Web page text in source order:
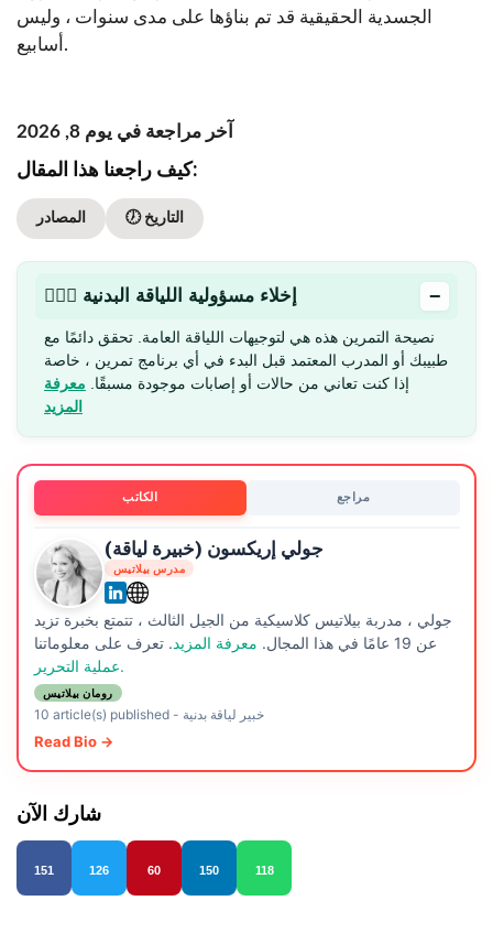
الجسدية الحقيقية قد تم بناؤها على مدى سنوات ، وليس
أسابيع.
آخر مراجعة في يوم 8, 2026
كيف راجعنا هذا المقال:
المصادر 🕖 التاريخ
🏋🏻‍♂️ إخلاء مسؤولية اللياقة البدنية −
نصيحة التمرين هذه هي لتوجيهات اللياقة العامة. تحقق دائمًا مع
طبيبك أو المدرب المعتمد قبل البدء في أي برنامج تمرين ، خاصة
إذا كنت تعاني من حالات أو إصابات موجودة مسبقًا. معرفة
المزيد
الكاتب مراجع
جولي إريكسون (خبيرة لياقة)
مدرس بيلاتيس
جولي ، مدربة بيلاتيس كلاسيكية من الجيل الثالث ، تتمتع بخبرة تزيد
عن 19 عامًا في هذا المجال.
معرفة المزيد. تعرف على معلوماتنا
عملية التحرير.
رومان بيلاتيس
10 article(s) published- خبير لياقة بدنية
Read Bio →
شارك الآن
151 126 60 150 118